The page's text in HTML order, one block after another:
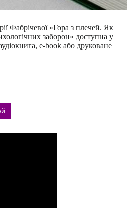
Фабрічевої «Гора з плечей. Як
заборон» доступна у
e-book або друковане